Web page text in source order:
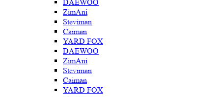
DAEWOO
ZimAni
Steviman
Caiman
YARD FOX
DAEWOO
ZimAni
Steviman
Caiman
YARD FOX